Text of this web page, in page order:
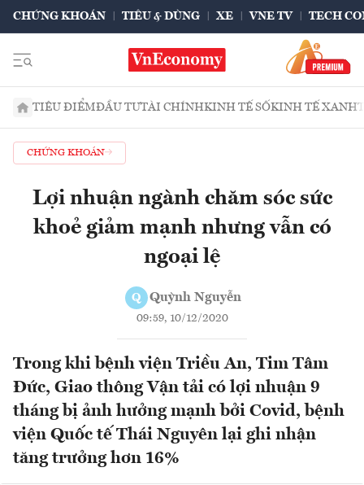
CHỨNG KHOÁN TIÊU & DÙNG XE VNE TV TECH
TIÊU ĐIỂMĐẦU TƯTÀI CHÍNHKINH TẾ SỐKINH TẾ XANH
CHỨNG KHOÁN
Lợi nhuận ngành chăm sóc sức
khoẻ giảm mạnh nhưng vẫn có
ngoại lệ
Q Quỳnh Nguyễn
09:59, 10/12/2020
Trong khi bệnh viện Triều An, Tim Tâm
Đức, Giao thông Vận tải có lợi nhuận 9
tháng bị ảnh hưởng mạnh bởi Covid, bệnh
viện Quốc tế Thái Nguyên lại ghi nhận
tăng trưởng hơn 16%